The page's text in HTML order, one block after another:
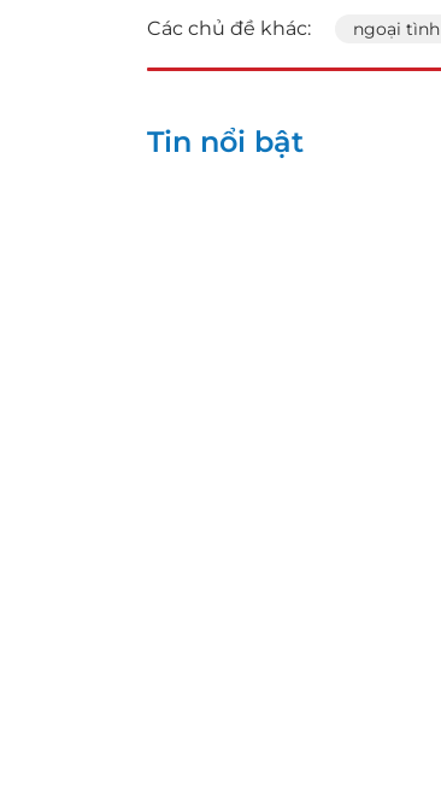
Các chủ đề khác: ngoại tình
Tin nổi bật